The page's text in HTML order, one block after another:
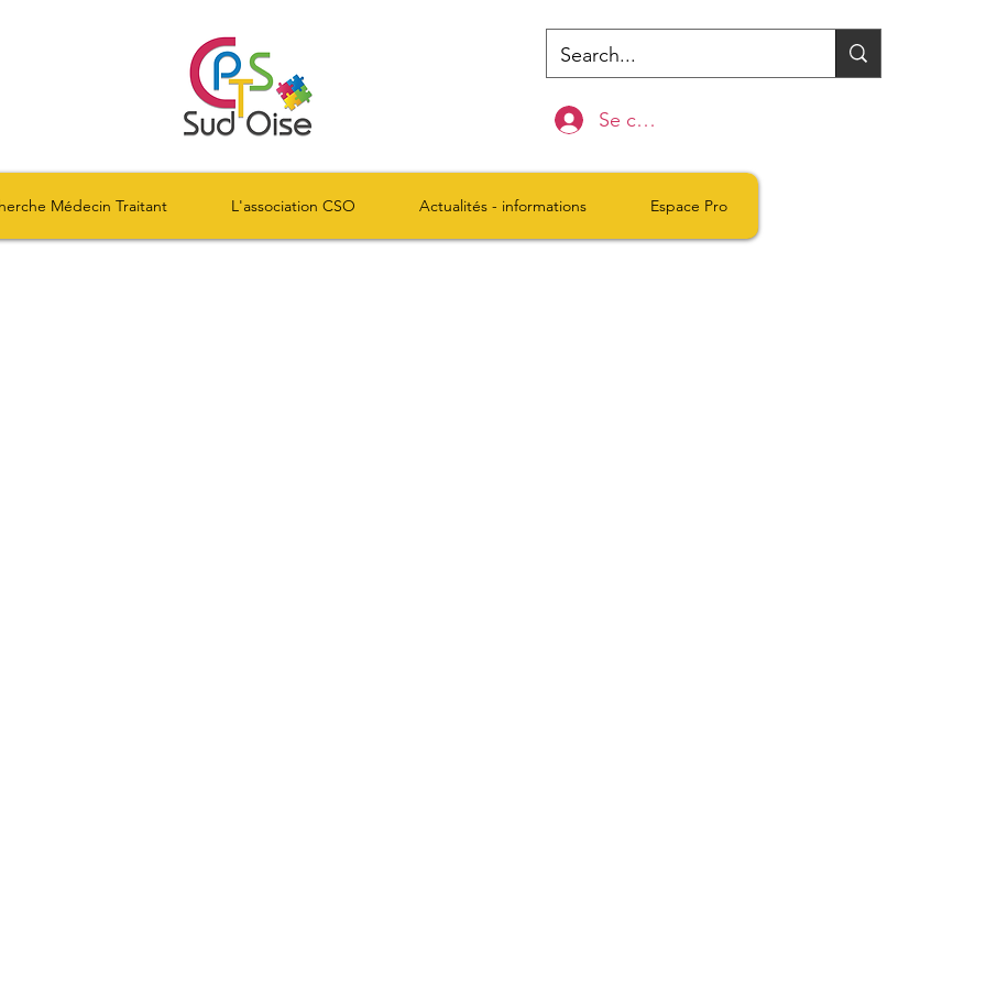
Se connecter
Médecin Traitant L'association CSO Actualités - informations Espace Pro